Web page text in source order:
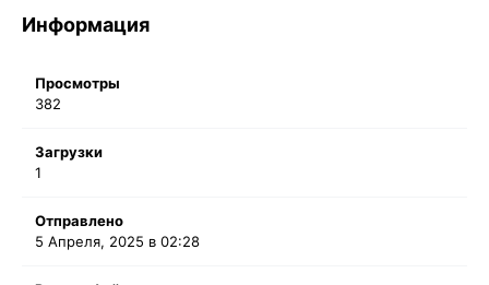
Информация
Просмотры
382
Загрузки
1
Отправлено
5 Апреля, 2025 в 02:28